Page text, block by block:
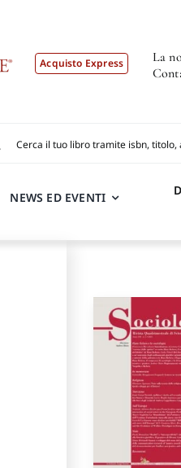
Acquisto Express
La
NEWS ED EVENTI